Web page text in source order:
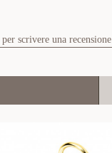
per scrivere una recensione